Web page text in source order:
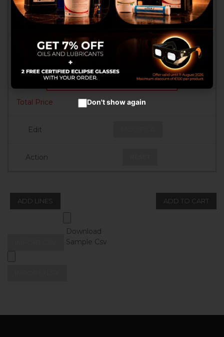
ADD TO CART
ADD LINES
Download
Sample Csv
e servizi. Puoi liberamente prestare,
rifiutare o revocare il tuo consenso in
qualsiasi momento, personalizzando
Personalizzando cookies
Accetta cookies
Don't show again